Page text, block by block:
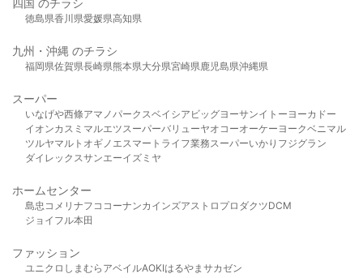
四国 のチラシ
徳島県香川県愛媛県高知県
九州・沖縄 のチラシ
福岡県佐賀県長崎県熊本県大分県宮崎県鹿児島県沖縄県
スーパー
いなげや西條アマノパークスベイシア ビッグヨーサンイトーヨーカドー
イオンカスミ マルエツスーパーバリューヤオコーオーケー ヨークベニマル
ツルヤマルト オギノ エスマート ライフ業務スーパーいかり フジグラン
ダイレックスサンエーイズミヤ
ホームセンター
島忠 コメリ ナフコ コーナンカインズアストロプロダクツDCM
ジョイフル本田
ファッション
ユニクロ しまむら アベイルAOKIはるやま サカゼン